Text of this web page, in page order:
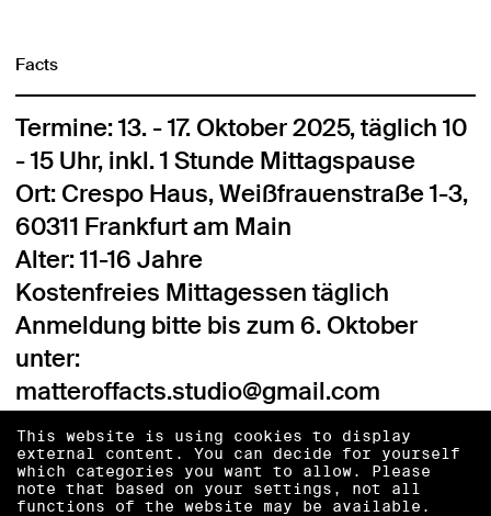
Facts
Termine: 13. - 17. Oktober 2025, täglich 10
- 15 Uhr, inkl. 1 Stunde Mittagspause
Ort: Crespo Haus, Weißfrauenstraße 1-3,
60311 Frankfurt am Main
Alter: 11-16 Jahre
Kostenfreies Mittagessen täglich
Anmeldung bitte bis zum 6. Oktober
unter:
matteroffacts.studio@gmail.com
This website is using cookies to display
external content. You can decide for yourself
which categories you want to allow. Please
note that based on your settings, not all
functions of the website may be available.